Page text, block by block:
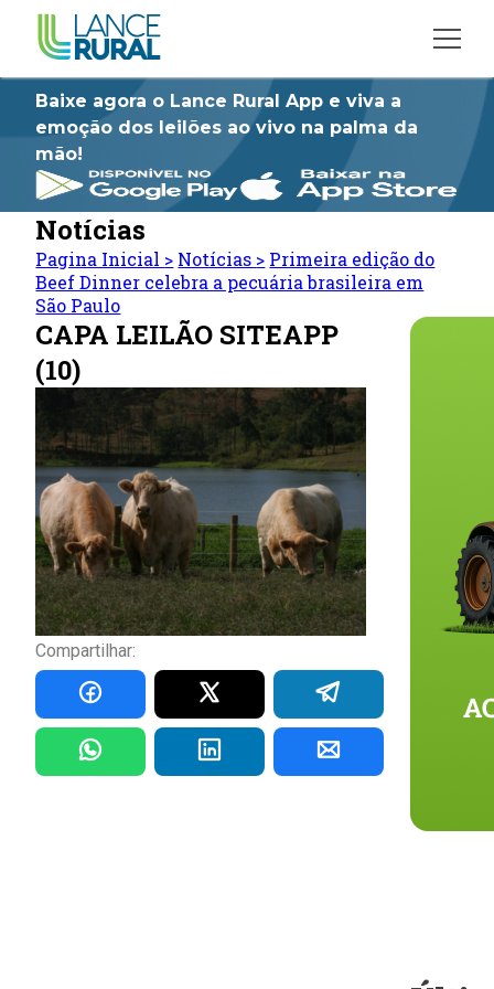
Baixe agora o Lance Rural App e viva a
emoção dos leilões ao vivo na palma da
mão!
Notícias
Pagina Inicial > Notícias > Primeira edição do
Beef Dinner celebra a pecuária brasileira em
São Paulo
CAPA LEILÃO SITEAPP
(10)
Compartilhar: